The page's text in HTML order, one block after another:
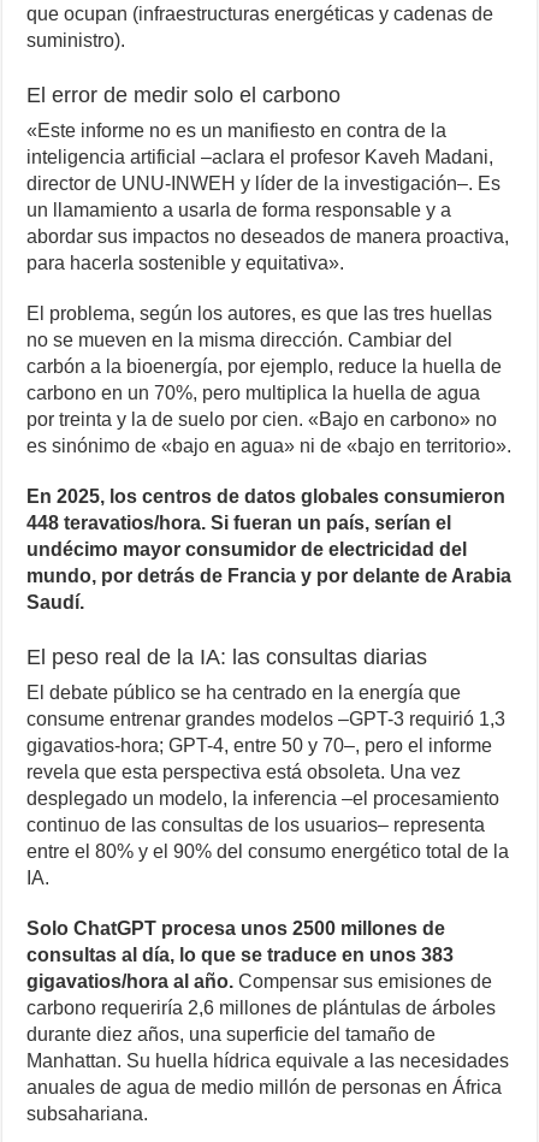
que ocupan (infraestructuras energéticas y cadenas de
suministro).
El error de medir solo el carbono
«Este informe no es un manifiesto en contra de la
inteligencia artificial –aclara el profesor Kaveh Madani,
director de UNU-INWEH y líder de la investigación–. Es
un llamamiento a usarla de forma responsable y a
abordar sus impactos no deseados de manera proactiva,
para hacerla sostenible y equitativa».
El problema, según los autores, es que las tres huellas
no se mueven en la misma dirección. Cambiar del
carbón a la bioenergía, por ejemplo, reduce la huella de
carbono en un 70%, pero multiplica la huella de agua
por treinta y la de suelo por cien. «Bajo en carbono» no
es sinónimo de «bajo en agua» ni de «bajo en territorio».
En 2025, los centros de datos globales consumieron
448 teravatios/hora. Si fueran un país, serían el
undécimo mayor consumidor de electricidad del
mundo, por detrás de Francia y por delante de Arabia
Saudí.
El peso real de la IA: las consultas diarias
El debate público se ha centrado en la energía que
consume entrenar grandes modelos –GPT-3 requirió 1,3
gigavatios-hora; GPT-4, entre 50 y 70–, pero el informe
revela que esta perspectiva está obsoleta. Una vez
desplegado un modelo, la inferencia –el procesamiento
continuo de las consultas de los usuarios– representa
entre el 80% y el 90% del consumo energético total de la
IA.
Solo ChatGPT procesa unos 2500 millones de
consultas al día, lo que se traduce en unos 383
gigavatios/hora al año. Compensar sus emisiones de
carbono requeriría 2,6 millones de plántulas de árboles
durante diez años, una superficie del tamaño de
Manhattan. Su huella hídrica equivale a las necesidades
anuales de agua de medio millón de personas en África
subsahariana.